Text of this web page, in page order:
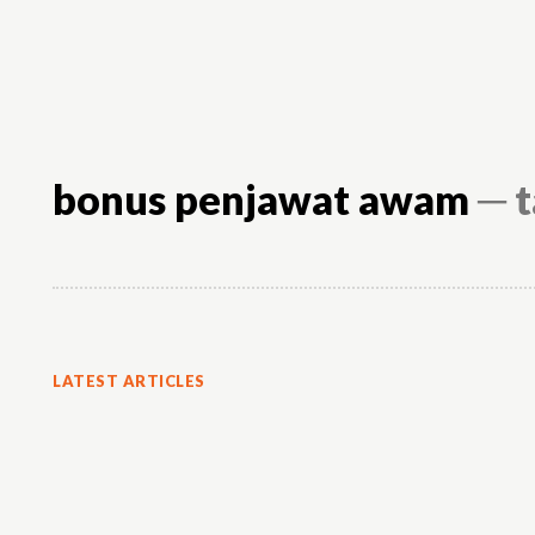
bonus penjawat awam─
LATEST ARTICLES